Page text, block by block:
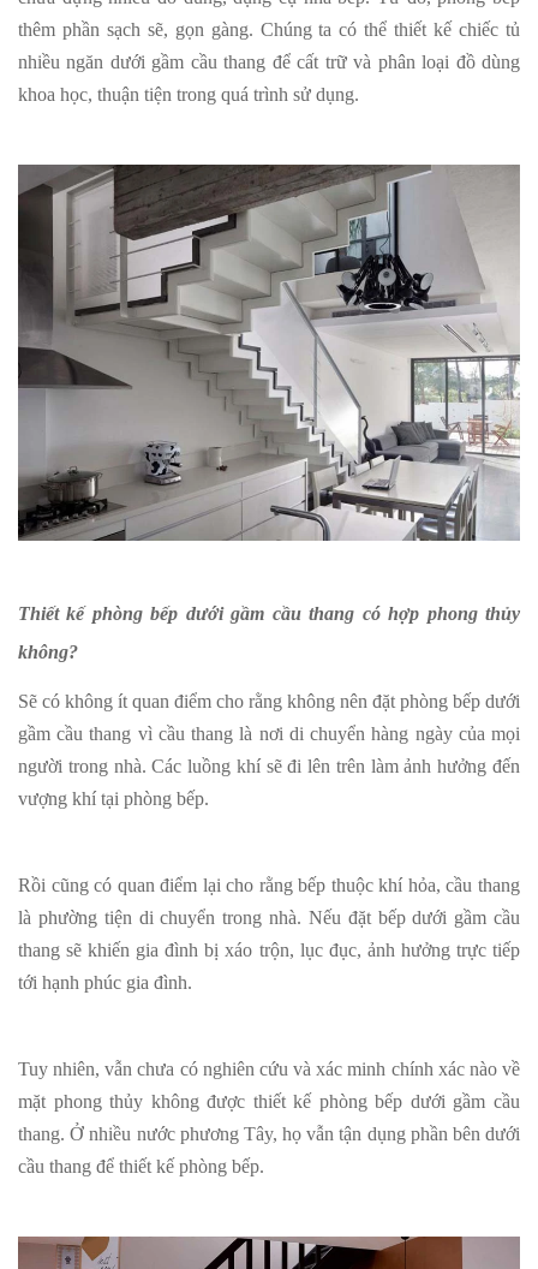
thêm phần sạch sẽ, gọn gàng. Chúng ta có thể thiết kế chiếc tủ
nhiều ngăn dưới gầm cầu thang để cất trữ và phân loại đồ dùng
khoa học, thuận tiện trong quá trình sử dụng.
Thiết kế phòng bếp dưới gầm cầu thang có hợp phong thủy
không?
Sẽ có không ít quan điểm cho rằng không nên đặt phòng bếp dưới
gầm cầu thang vì cầu thang là nơi di chuyển hàng ngày của mọi
người trong nhà. Các luồng khí sẽ đi lên trên làm ảnh hưởng đến
vượng khí tại phòng bếp.
Rồi cũng có quan điểm lại cho rằng bếp thuộc khí hỏa, cầu thang
là phường tiện di chuyển trong nhà. Nếu đặt bếp dưới gầm cầu
thang sẽ khiến gia đình bị xáo trộn, lục đục, ảnh hưởng trực tiếp
tới hạnh phúc gia đình.
Tuy nhiên, vẫn chưa có nghiên cứu và xác minh chính xác nào về
mặt phong thủy không được thiết kế phòng bếp dưới gầm cầu
thang. Ở nhiều nước phương Tây, họ vẫn tận dụng phần bên dưới
cầu thang để thiết kế phòng bếp.